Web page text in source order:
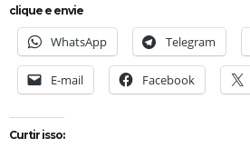
clique e envie
WhatsApp Telegram
E-mail Facebook
Curtir isso: